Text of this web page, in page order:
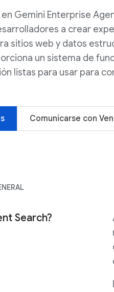
Gemini Enterprise
a crear
sitios web y datos
un sistema de
listas para usar para
Comunicarse con
Search?